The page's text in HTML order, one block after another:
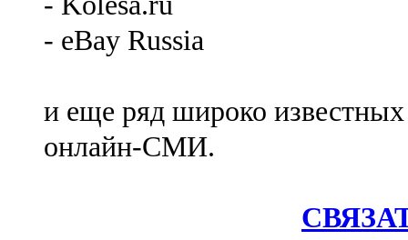
- eBay Russia
и еще ряд широко
онлайн-СМИ.